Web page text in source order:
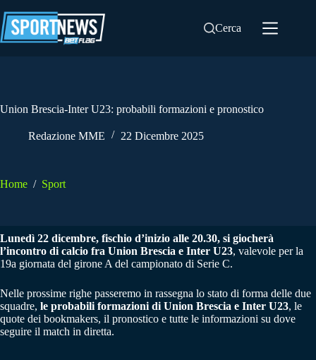
al
contenuto
Cerca
Union Brescia-Inter U23: probabili formazioni e pronostico
Redazione MME 22 Dicembre 2025
Home / Sport
Lunedì 22 dicembre, fischio d’inizio alle 20.30, si giocherà
l’incontro di calcio fra Union Brescia e Inter U23, valevole per la
19a giornata del girone A del campionato di Serie C.
Nelle prossime righe passeremo in rassegna lo stato di forma delle due
squadre, le probabili formazioni di Union Brescia e Inter U23, le
quote dei bookmakers, il pronostico e tutte le informazioni su dove
seguire il match in diretta.